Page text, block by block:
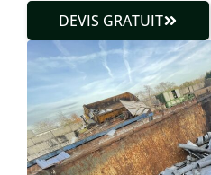
DEVIS GRATUIT